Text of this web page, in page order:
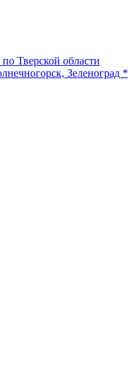
Тверской области
Зеленоград *